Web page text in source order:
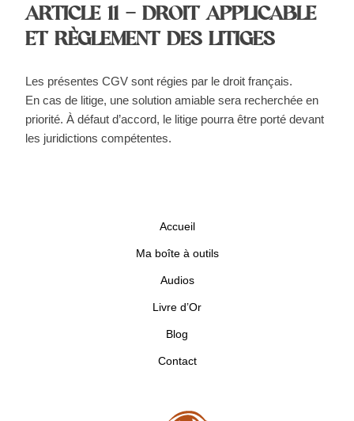
ARTICLE 11 – DROIT APPLICABLE
ET RÈGLEMENT DES LITIGES
Les présentes CGV sont régies par le droit français.
En cas de litige, une solution amiable sera recherchée en
priorité. À défaut d’accord, le litige pourra être porté devant
les juridictions compétentes.
Accueil
Ma boîte à outils
Audios
Livre d’Or
Blog
Contact